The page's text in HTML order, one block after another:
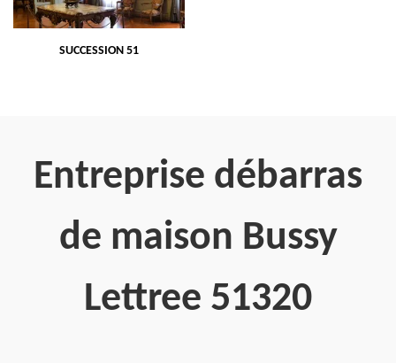
SUCCESSION 51
Entreprise débarras
de maison Bussy
Lettree 51320